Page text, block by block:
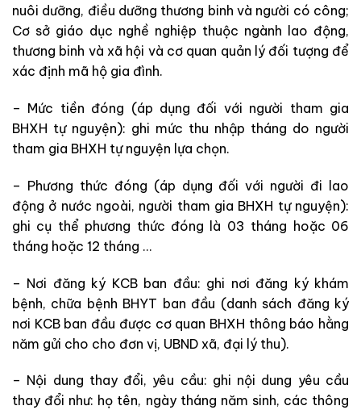
nuôi dưỡng, điều dưỡng thương binh và người có công;
Cơ sở giáo dục nghề nghiệp thuộc ngành lao động,
thương binh và xã hội và cơ quan quản lý đối tượng để
xác định mã hộ gia đình.
– Mức tiền đóng (áp dụng đối với người tham gia
BHXH tự nguyện): ghi mức thu nhập tháng do người
tham gia BHXH tự nguyện lựa chọn.
– Phương thức đóng (áp dụng đối với người đi lao
động ở nước ngoài, người tham gia BHXH tự nguyện):
ghi cụ thể phương thức đóng là 03 tháng hoặc 06
tháng hoặc 12 tháng …
– Nơi đăng ký KCB ban đầu: ghi nơi đăng ký khám
bệnh, chữa bệnh BHYT ban đầu (danh sách đăng ký
nơi KCB ban đầu được cơ quan BHXH thông báo hằng
năm gửi cho cho đơn vị, UBND xã, đại lý thu).
– Nội dung thay đổi, yêu cầu: ghi nội dung yêu cầu
thay đổi như: họ tên, ngày tháng năm sinh, các thông